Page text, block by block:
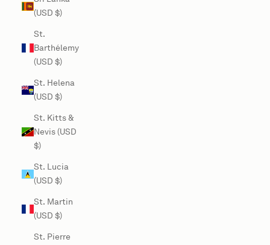
(USD $)
St.
Barthélemy
(USD $)
St. Helena
(USD $)
St. Kitts &
Nevis (USD
$)
St. Lucia
(USD $)
St. Martin
(USD $)
St. Pierre